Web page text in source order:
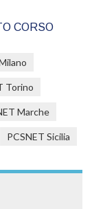
CORSO
Torino
Marche
PCSNET Sicilia